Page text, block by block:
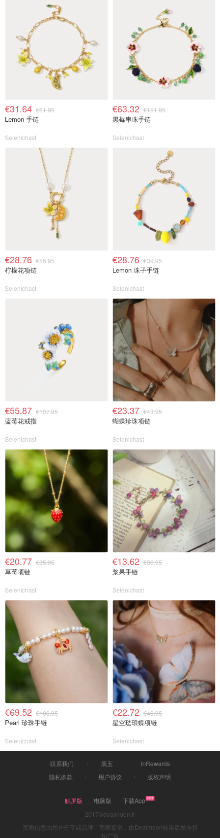
€31.64 €61.95
Lemon 手链
Selenichast
€63.32 €151.95
黑莓串珠手链
Selenichast
€28.76 €56.95
柠檬花项链
Selenichast
€28.76 €39.95
Lemon 珠子手链
Selenichast
€55.87 €107.95
蓝莓花戒指
Selenichast
€23.37 €43.95
蝴蝶珍珠项链
Selenichast
€20.77 €35.95
草莓项链
Selenichast
€13.62 €36.95
浆果手链
Selenichast
€69.52 €106.95
Pearl 珍珠手链
Selenichast
€22.72 €40.95
星空珐琅蝶项链
Selenichast
联系我们 黑五
InRewards
隐私条款
用户协议 版权声明
触屏版 电脑版
下载App
2017©dealmoon.fr
页面信息由用户分享或品牌、商家提供，由Dealmoon核实后发布折
扣广告